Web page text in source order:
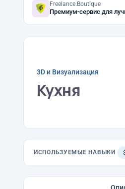
Freelance.Boutique
Премиум-сервис для
3D и Визуализация
Кухня
ИСПОЛЬЗУЕМЫЕ НАВЫКИ